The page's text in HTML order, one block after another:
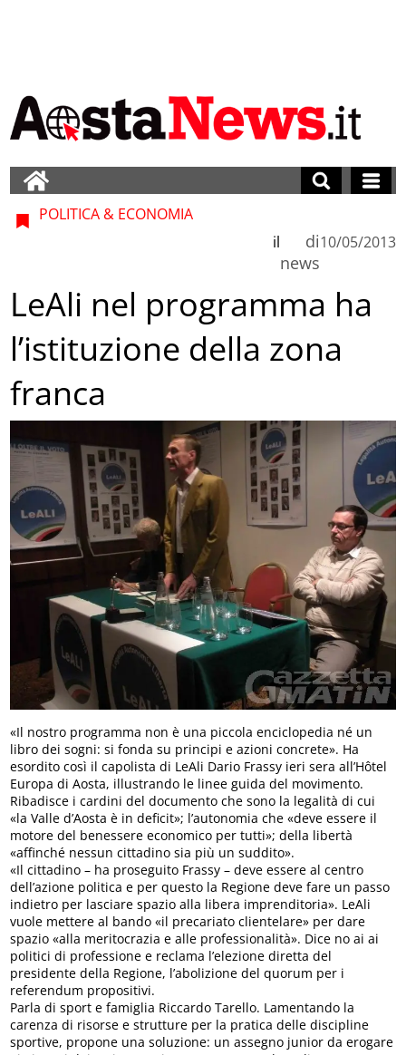
POLITICA & ECONOMIA
di
news
il 10/05/2013
LeAli nel programma ha
l’istituzione della zona
franca
«Il nostro programma non è una piccola enciclopedia né un
libro dei sogni: si fonda su principi e azioni concrete». Ha
esordito così il capolista di LeAli Dario Frassy ieri sera all’Hôtel
Europa di Aosta, illustrando le linee guida del movimento.
Ribadisce i cardini del documento che sono la legalità di cui
«la Valle d’Aosta è in deficit»; l’autonomia che «deve essere il
motore del benessere economico per tutti»; della libertà
«affinché nessun cittadino sia più un suddito».
«Il cittadino – ha proseguito Frassy – deve essere al centro
dell’azione politica e per questo la Regione deve fare un passo
indietro per lasciare spazio alla libera imprenditoria». LeAli
vuole mettere al bando «il precariato clientelare» per dare
spazio «alla meritocrazia e alle professionalità». Dice no ai ai
politici di professione e reclama l’elezione diretta del
presidente della Regione, l’abolizione del quorum per i
referendum propositivi.
Parla di sport e famiglia Riccardo Tarello. Lamentando la
carenza di risorse e strutture per la pratica delle discipline
sportive, propone una soluzione: un assegno junior da erogare